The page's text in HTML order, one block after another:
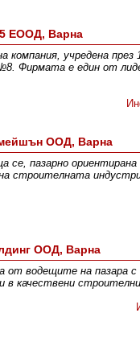
ЕООД, Варна
учредена през
Фирмата е един от
ООД, Варна
пазарно ориентирана
строителната
ООД, Варна
от водещите на пазара
качествени